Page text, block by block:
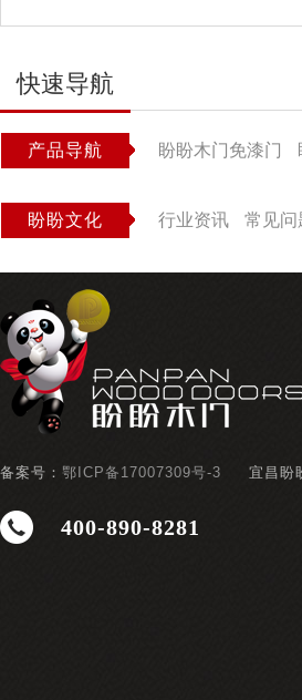
快速导航
产品导航 盼盼木门免漆门
盼盼文化 行业资讯 常见问
备案号： 鄂ICP备17007309号-3 宜昌盼
400-890-8281